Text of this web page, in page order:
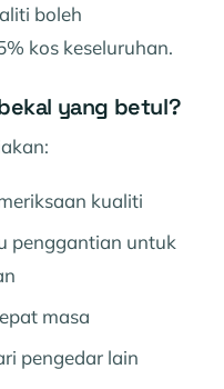
boleh
kos keseluruhan.
yang betul?
kualiti
penggantian untuk
masa
pengedar lain